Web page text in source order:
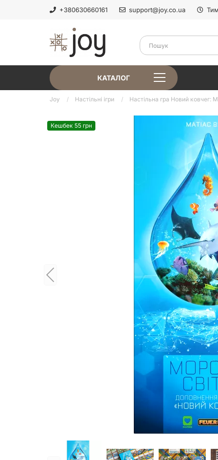
+380630660161 support@joy.co.ua
КАТАЛОГ
Joy Настільні ігри Настільна гра Новий ковчег:
Кешбек 55 грн